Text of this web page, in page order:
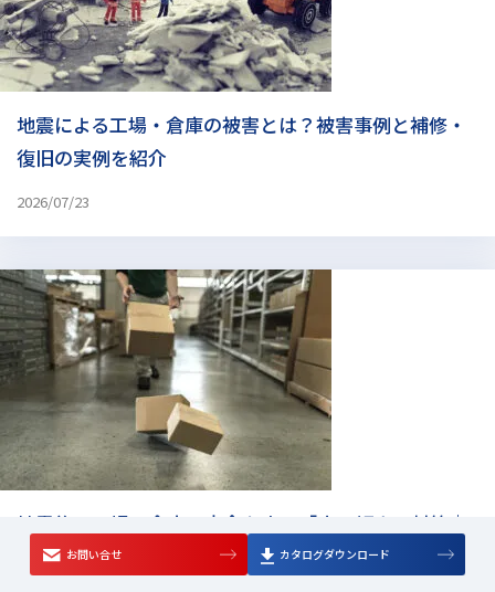
地震による工場・倉庫の被害とは？被害事例と補修・
復旧の実例を紹介
2026/07/23
地震後の工場・倉庫の安全を守る「床の傾き」対策｜
原因の解明から最新の修正工法まで
お問い合せ カタログダウンロード